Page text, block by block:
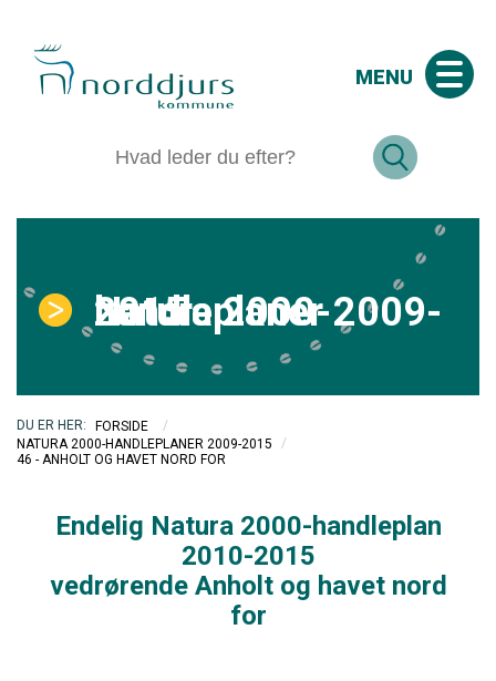
MENU
Natura 2000-handleplaner 2009-2015
FORSIDE
/
NATURA 2000-HANDLEPLANER 2009-2015
/
46 - ANHOLT OG HAVET NORD FOR
Endelig Natura 2000-handleplan
2010-2015
vedrørende Anholt og havet nord
for